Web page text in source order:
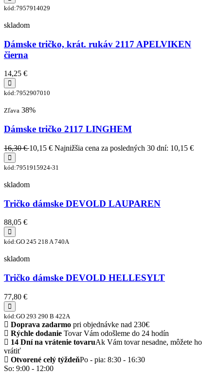
kód:7957914029
skladom
Dámske tričko, krát. rukáv 2117 APELVIKEN
čierna
14,25 €
kód:7952907010
Zľava 38%
Dámske tričko 2117 LINGHEM
16,30 €10,15 € Najnižšia cena za posledných 30 dní: 10,15 €
kód:7951915924-31
skladom
Tričko dámske DEVOLD LAUPAREN
88,05 €
kód:GO 245 218 A 740A
skladom
Tričko dámske DEVOLD HELLESYLT
77,80 €
kód:GO 293 290 B 422A
Doprava zadarmo pri objednávke nad 230€
Rýchle dodanie Tovar Vám odošleme do 24 hodín
14 Dní na vrátenie tovaruAk Vám tovar nesadne, môžete ho
vrátiť
Otvorené celý týždeňPo - pia: 8:30 - 16:30
So: 9:00 - 12:00